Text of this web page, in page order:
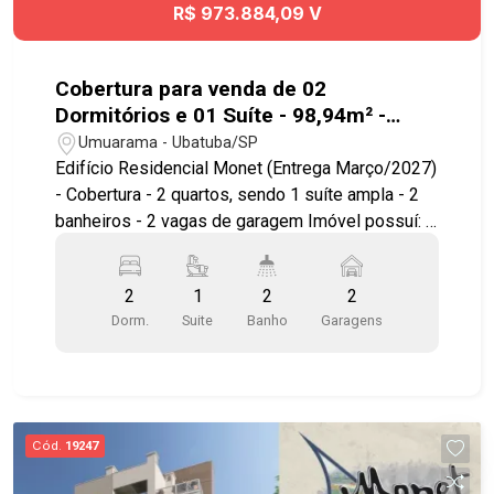
R$ 973.884,09 V
Cobertura para venda de 02
Dormitórios e 01 Suíte - 98,94m² -
Ubatuba
Umuarama - Ubatuba/SP
Edifício Residencial Monet (Entrega Março/2027)
- Cobertura - 2 quartos, sendo 1 suíte ampla - 2
banheiros - 2 vagas de garagem Imóvel possuí: -
- Varanda gourmet com churrasqueira - Cozinha
moderna integrada - Projeto com ventilação
cruzada, proporcionando conforto térmico natural
direito com altura de 2,80 m - Individualização de
água e gás - Esquadrias em alumínio preto com
telas mosqueteiro Lazer no rooftop com: -
2
Dorm.
1
Suite
2
Banho
2
Garagens
Cód. 19247